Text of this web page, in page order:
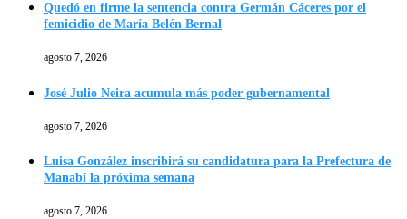
Quedó en firme la sentencia contra Germán Cáceres por el
femicidio de María Belén Bernal
agosto 7, 2026
José Julio Neira acumula más poder gubernamental
agosto 7, 2026
Luisa González inscribirá su candidatura para la Prefectura de
Manabí la próxima semana
agosto 7, 2026